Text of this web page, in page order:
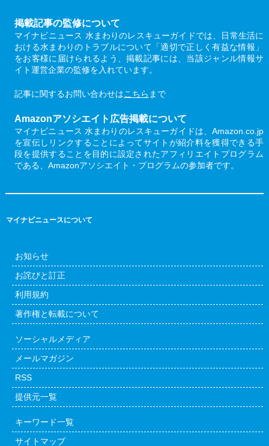
掲載記事の監修について
マイナビニュース 水まわりのレスキューガイドでは、日常生活に
おける水まわりのトラブルについて「適切で正しく有益な情報」
をお客様に届けられるよう、掲載記事には、当該ジャンル情報サ
イト運営企業の監修を入れています。
記事に関するお問い合わせはこちら まで
Amazonアソシエイト広告掲載について
マイナビニュース 水まわりのレスキューガイドは、Amazon.co.jp
を宣伝しリンクすることによってサイトが紹介料を獲得できる手
段を提供することを目的に設定されたアフィリエイトプログラム
である、Amazonアソシエイト・プログラムの参加者です。
マイナビニュースについて
お知らせ
お詫びと訂正
利用規約
著作権と転載について
ソーシャルメディア
メールマガジン
RSS
提供元一覧
キーワード一覧
サイトマップ